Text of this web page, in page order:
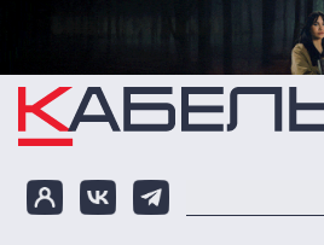
Перейти к основному содержанию